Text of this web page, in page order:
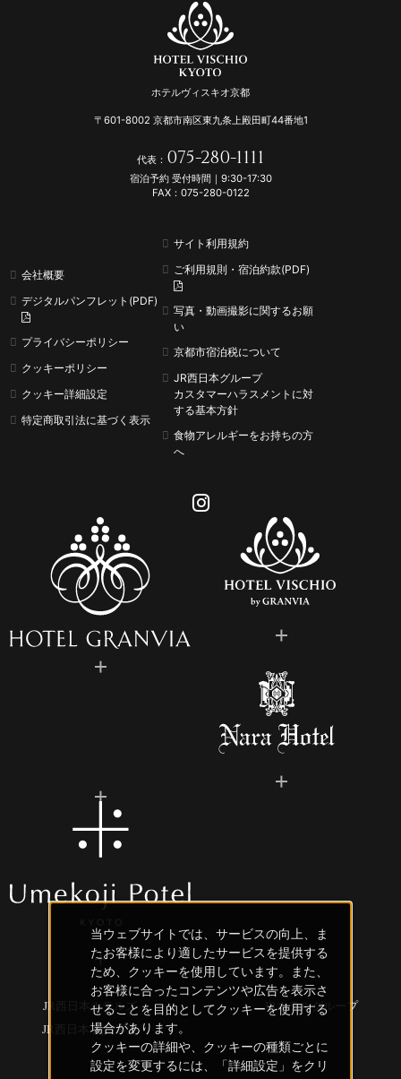
ホテルヴィスキオ京都
〒601-8002 京都市南区東九条上殿田町44番地1
代表： 075-280-1111
宿泊予約 受付時間｜9:30-17:30
FAX：075-280-0122
会社概要
デジタルパンフレット(PDF)
プライバシーポリシー
クッキーポリシー
クッキー詳細設定
特定商取引法に基づく表示
サイト利用規約
ご利用規則・宿泊約款(PDF)
写真・動画撮影に関するお願
い
京都市宿泊税について
JR西日本グループ
カスタマーハラスメントに対
する基本方針
食物アレルギーをお持ちの方
へ
JR西日本ホテルズ
JRホテルグループ
JR西日本 創造事業
当ウェブサイトでは、サービスの向上、ま
たお客様により適したサービスを提供する
ため、クッキーを使用しています。また、
お客様に合ったコンテンツや広告を表示さ
せることを目的としてクッキーを使用する
場合があります。
クッキーの詳細や、クッキーの種類ごとに
設定を変更するには、「詳細設定」をクリ